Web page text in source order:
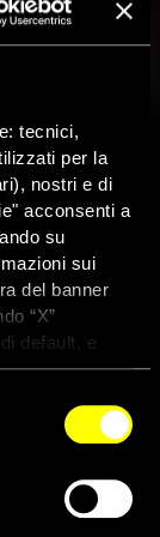
tecnici,
per la
nostri e di
acconsenti a
su
sui
del banner
“X”
default, e
con i cookie